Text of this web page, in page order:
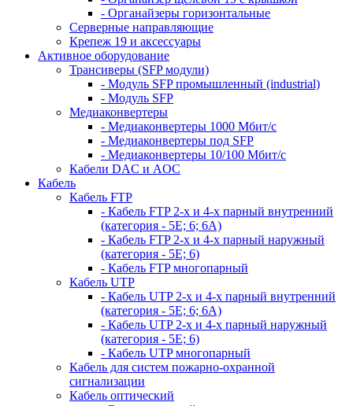
- Органайзеры горизонтальные
Серверные направляющие
Крепеж 19 и аксессуары
Активное оборудование
Трансиверы (SFP модули)
- Модуль SFP промышленный (industrial)
- Модуль SFP
Медиаконвертеры
- Медиаконвертеры 1000 Мбит/с
- Медиаконвертеры под SFP
- Медиаконвертеры 10/100 Мбит/с
Кабели DAC и AOC
Кабель
Кабель FTP
- Кабель FTP 2-х и 4-х парный внутренний
(категория - 5Е; 6; 6А)
- Кабель FTP 2-х и 4-х парный наружный
(категория - 5Е; 6)
- Кабель FTP многопарный
Кабель UTP
- Кабель UTP 2-х и 4-х парный внутренний
(категория - 5Е; 6; 6А)
- Кабель UTP 2-х и 4-х парный наружный
(категория - 5Е; 6)
- Кабель UTP многопарный
Кабель для систем пожарно-охранной
сигнализации
Кабель оптический